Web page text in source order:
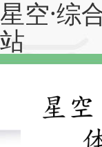
星空·综
站